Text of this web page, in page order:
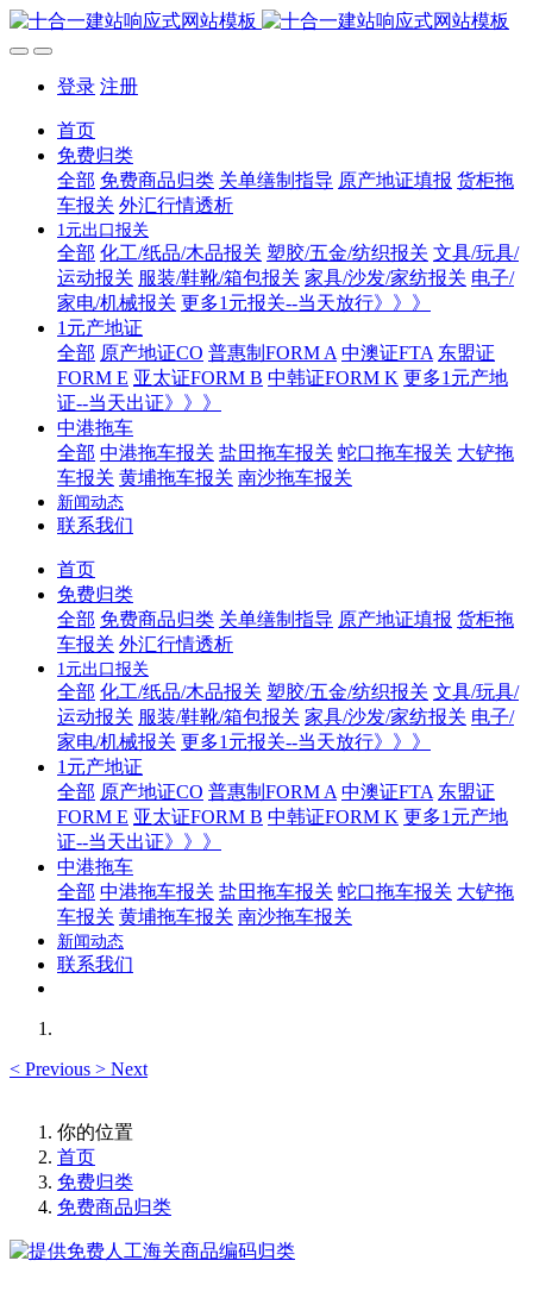
登录 注册
首页
免费归类
全部 免费商品归类 关单缮制指导 原产地证填报 货柜拖
车报关 外汇行情透析
1元出口报关
全部 化工/纸品/木品报关 塑胶/五金/纺织报关 文具/玩具/
运动报关 服装/鞋靴/箱包报关 家具/沙发/家纺报关 电子/
家电/机械报关 更多1元报关--当天放行》》》
1元产地证
全部 原产地证CO 普惠制FORM A 中澳证FTA 东盟证
FORM E 亚太证FORM B 中韩证FORM K 更多1元产地
证--当天出证》》》
中港拖车
全部 中港拖车报关 盐田拖车报关 蛇口拖车报关 大铲拖
车报关 黄埔拖车报关 南沙拖车报关
新闻动态
联系我们
首页
免费归类
全部 免费商品归类 关单缮制指导 原产地证填报 货柜拖
车报关 外汇行情透析
1元出口报关
全部 化工/纸品/木品报关 塑胶/五金/纺织报关 文具/玩具/
运动报关 服装/鞋靴/箱包报关 家具/沙发/家纺报关 电子/
家电/机械报关 更多1元报关--当天放行》》》
1元产地证
全部 原产地证CO 普惠制FORM A 中澳证FTA 东盟证
FORM E 亚太证FORM B 中韩证FORM K 更多1元产地
证--当天出证》》》
中港拖车
全部 中港拖车报关 盐田拖车报关 蛇口拖车报关 大铲拖
车报关 黄埔拖车报关 南沙拖车报关
新闻动态
联系我们
< Previous > Next
你的位置
首页
免费归类
免费商品归类